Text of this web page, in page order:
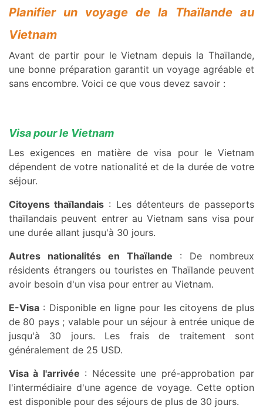
Planifier un voyage de la Thaïlande au
Vietnam
Avant de partir pour le Vietnam depuis la Thaïlande,
une bonne préparation garantit un voyage agréable et
sans encombre. Voici ce que vous devez savoir :
Visa pour le Vietnam
Les exigences en matière de visa pour le Vietnam
dépendent de votre nationalité et de la durée de votre
séjour.
Citoyens thaïlandais : Les détenteurs de passeports
thaïlandais peuvent entrer au Vietnam sans visa pour
une durée allant jusqu'à 30 jours.
Autres nationalités en Thaïlande : De nombreux
résidents étrangers ou touristes en Thaïlande peuvent
avoir besoin d'un visa pour entrer au Vietnam.
E-Visa : Disponible en ligne pour les citoyens de plus
de 80 pays ; valable pour un séjour à entrée unique de
jusqu'à 30 jours. Les frais de traitement sont
généralement de 25 USD.
Visa à l'arrivée : Nécessite une pré-approbation par
l'intermédiaire d'une agence de voyage. Cette option
est disponible pour des séjours de plus de 30 jours.